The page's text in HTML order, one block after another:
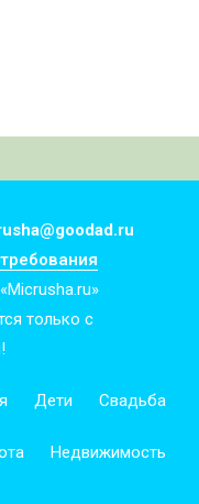
только с
Дети Свадьба
Недвижимость